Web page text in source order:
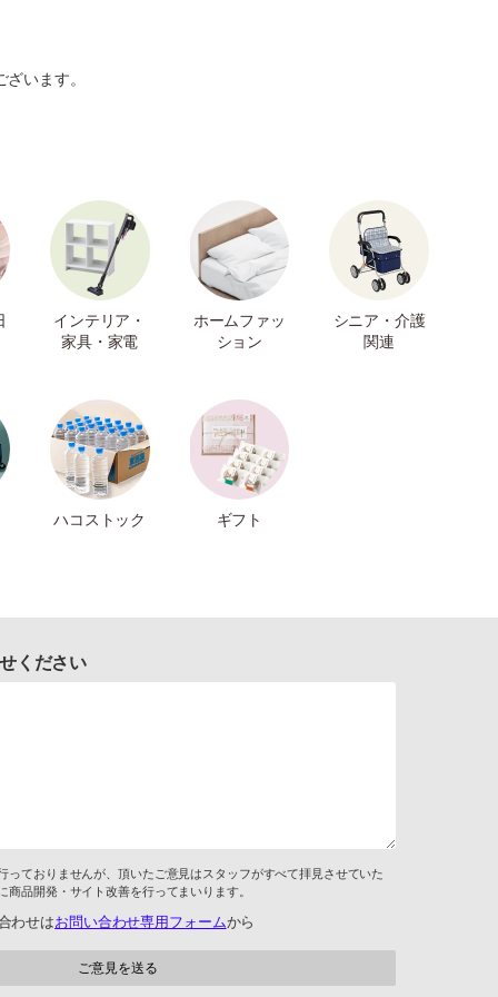
います。
インテリア・
家具・家電
ホームファッ
ション
シニア・介護
関連
ハコストック ギフト
ください
っておりませんが、頂いたご意見はスタッフがすべて拝見させていた
品開発・サイト改善を行ってまいります。
わせはお問い合わせ専用フォームから